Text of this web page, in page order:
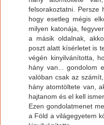
felsorakoztatni. Persze
hogy esetleg mégis
milyen katonája,
a másik oldalnak,
poszt alatt kísérletet is
végén kinyilvánította,
hány van... gondolom
valóban csak az
hány atomtöltete van,
hajtanom és el kell
Ezen gondolatmenet
a Föld a világegyetem